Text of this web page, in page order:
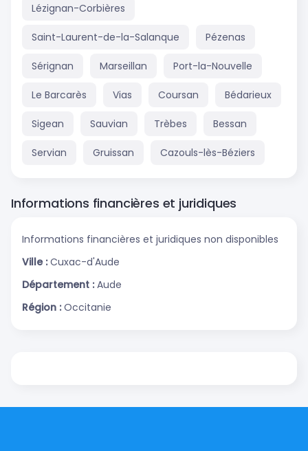
Lézignan-Corbières
Saint-Laurent-de-la-Salanque Pézenas
Sérignan Marseillan Port-la-Nouvelle
Le Barcarès Vias Coursan Bédarieux
Sigean Sauvian Trèbes Bessan
Servian Gruissan Cazouls-lès-Béziers
Informations financières et juridiques
Informations financières et juridiques non disponibles
Ville : Cuxac-d'Aude
Département : Aude
Région : Occitanie